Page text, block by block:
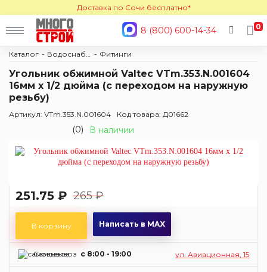
Доставка по Сочи бесплатно*
8 (800) 600-14-34 0
Каталог Фитинги
Угольник обжимной Valtec VTm.353.N.001604
16мм х 1/2 дюйма (с переходом на наружную
резьбу)
Артикул: VTm.353.N.001604 Код товара: Д01662
(0) В наличии
251.75 ₽ 265 ₽
В корзину Написать в MAX
Самовывоз c 8:00 - 19:00 ул. Авиационная, 15